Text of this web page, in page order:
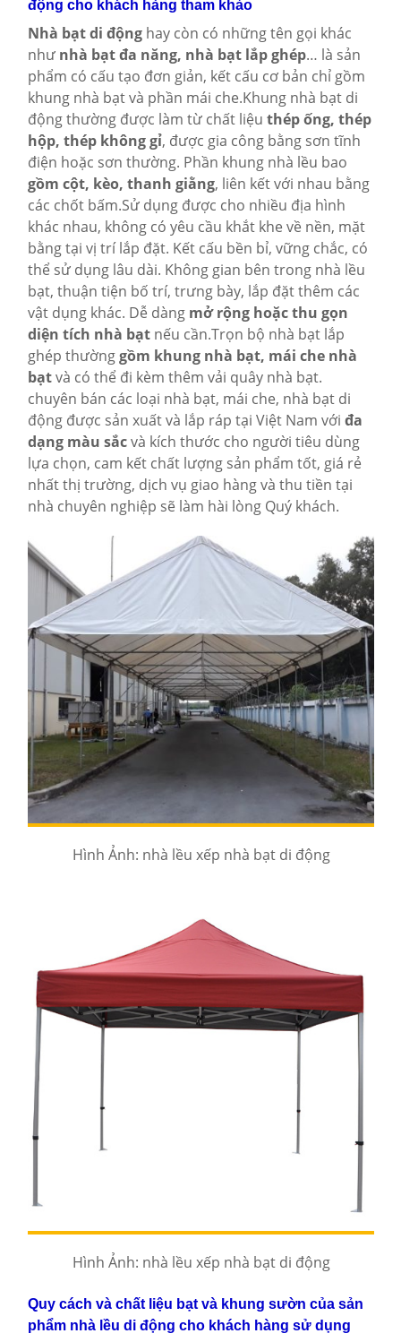
động cho khách hàng tham khảo
Nhà bạt di động hay còn có những tên gọi khác
như nhà bạt đa năng, nhà bạt lắp ghép… là sản
phẩm có cấu tạo đơn giản, kết cấu cơ bản chỉ gồm
khung nhà bạt và phần mái che.Khung nhà bạt di
động thường được làm từ chất liệu thép ống, thép
hộp, thép không gỉ, được gia công bằng sơn tĩnh
điện hoặc sơn thường. Phần khung nhà lều bao
gồm cột, kèo, thanh giằng, liên kết với nhau bằng
các chốt bấm.Sử dụng được cho nhiều địa hình
khác nhau, không có yêu cầu khắt khe về nền, mặt
bằng tại vị trí lắp đặt. Kết cấu bền bỉ, vững chắc, có
thể sử dụng lâu dài. Không gian bên trong nhà lều
bạt, thuận tiện bố trí, trưng bày, lắp đặt thêm các
vật dụng khác. Dễ dàng mở rộng hoặc thu gọn
diện tích nhà bạt nếu cần.Trọn bộ nhà bạt lắp
ghép thườnggồm khung nhà bạt, mái che nhà
bạtvà có thể đi kèm thêm vải quây nhà bạt.
chuyên bán các loại nhà bạt, mái che, nhà bạt di
động được sản xuất và lắp ráp tại Việt Nam với đa
dạng màu sắcvà kích thước cho người tiêu dùng
lựa chọn, cam kết chất lượng sản phẩm tốt, giá rẻ
nhất thị trường, dịch vụ giao hàng và thu tiền tại
nhà chuyên nghiệp sẽ làm hài lòng Quý khách.
Hình Ảnh: nhà lều xếp nhà bạt di động
Hình Ảnh: nhà lều xếp nhà bạt di động
Quy cách và chất liệu bạt và khung sườn của sản
phẩm nhà lều di động cho khách hàng sử dụng